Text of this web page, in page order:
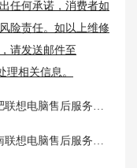
任何承诺，消费者如
险责任。如以上维修
请发送邮件至
理相关信息。
售后服务网点|售后地址
售后服务网点|售后地址